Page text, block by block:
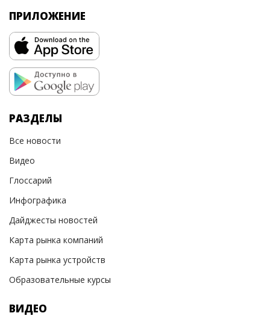
ПРИЛОЖЕНИЕ
РАЗДЕЛЫ
Все новости
Видео
Глоссарий
Инфографика
Дайджесты новостей
Карта рынка компаний
Карта рынка устройств
Образовательные курсы
ВИДЕО